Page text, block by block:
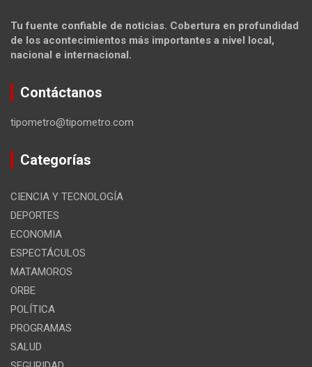
Tu fuente confiable de noticias. Cobertura en profundidad
de los acontecimientos más importantes a nivel local,
nacional e internacional.
Contáctanos
tipometro@tipometro.com
Categorías
CIENCIA Y TECNOLOGÍA
DEPORTES
ECONOMIA
ESPECTÁCULOS
MATAMOROS
ORBE
POLÍTICA
PROGRAMAS
SALUD